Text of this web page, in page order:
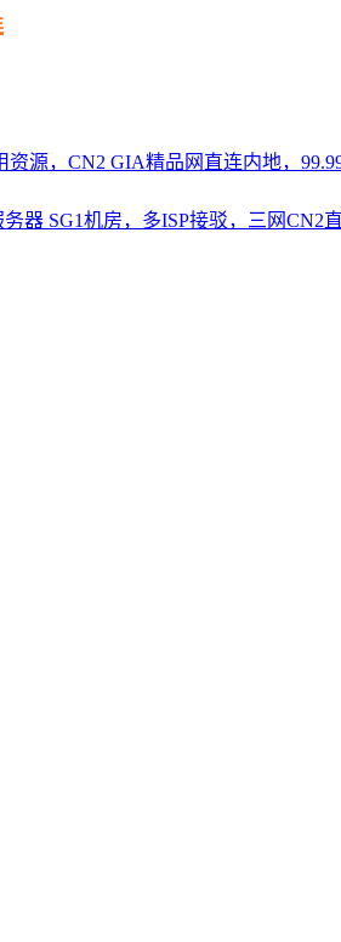
资源，CN2 GIA精品网直连内地，
务器 SG1机房，多ISP接驳，三网CN2